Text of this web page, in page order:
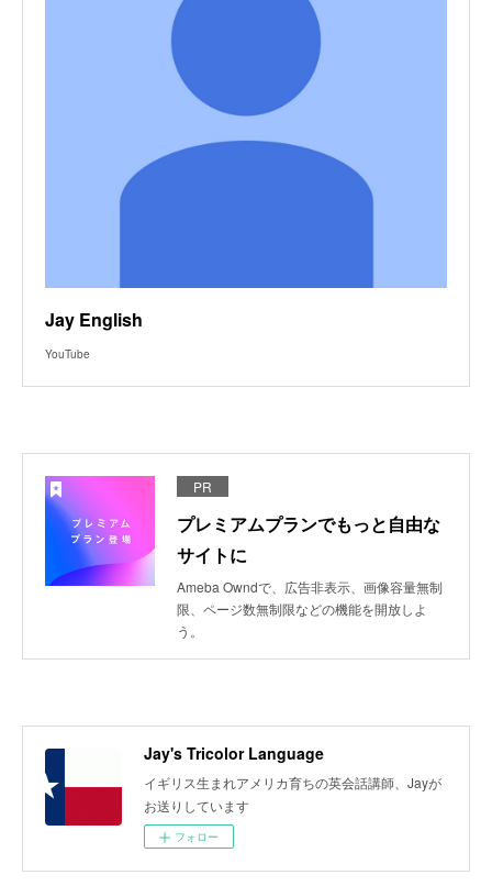
Jay English
YouTube
PR
プレミアムプランでもっと自由な
サイトに
Ameba Owndで、広告非表示、画像容量無制
限、ページ数無制限などの機能を開放しよ
う。
Jay's Tricolor Language
イギリス生まれアメリカ育ちの英会話講師、Jayが
お送りしています
フォロー